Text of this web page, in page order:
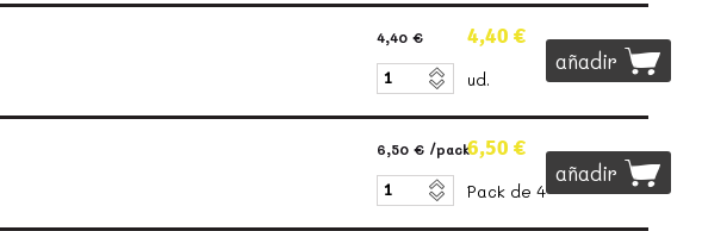
4,40 € 4,40 €
ud.
añadir
6,50 € /pack6,50 €
Pack de 4
añadir